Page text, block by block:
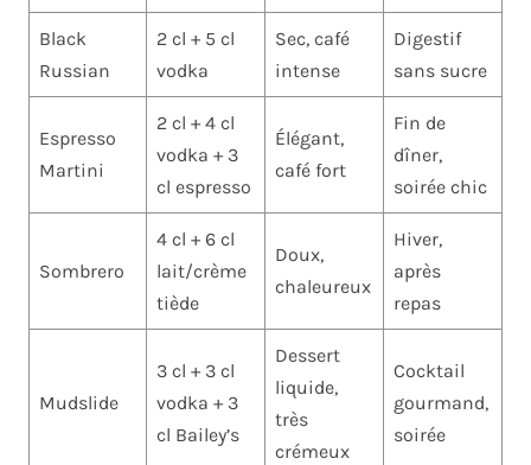
Black
Russian
2 cl + 5 cl
vodka
Sec, café
intense
Digestif
sans sucre
Espresso
Martini
2 cl + 4 cl
vodka + 3
cl espresso
Élégant,
café fort
Fin de
dîner,
soirée chic
Sombrero
4 cl + 6 cl
lait/crème
tiède
Doux,
chaleureux
Hiver,
après
repas
Mudslide
3 cl + 3 cl
vodka + 3
cl Bailey’s
Dessert
liquide,
très
crémeux
Cocktail
gourmand,
soirée